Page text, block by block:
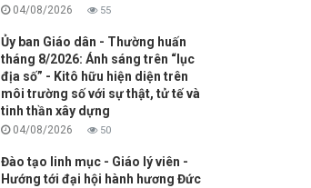
04/08/2026 55
Ủy ban Giáo dân - Thường huấn
tháng 8/2026: Ánh sáng trên “lục
địa số” - Kitô hữu hiện diện trên
môi trường số với sự thật, tử tế và
tinh thần xây dựng
04/08/2026 50
Đào tạo linh mục - Giáo lý viên -
Hướng tới đại hội hành hương Đức